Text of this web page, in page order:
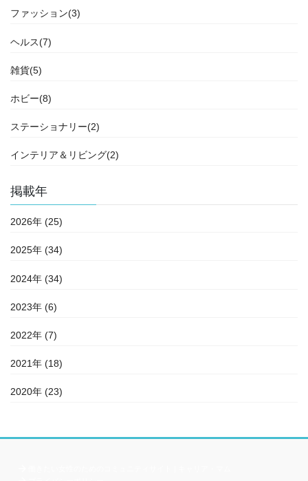
ファッション(3)
ヘルス(7)
雑貨(5)
ホビー(8)
ステーショナリー(2)
インテリア＆リビング(2)
掲載年
2026年 (25)
2025年 (34)
2024年 (34)
2023年 (6)
2022年 (7)
2021年 (18)
2020年 (23)